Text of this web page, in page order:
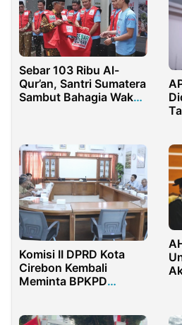
Sebar 103 Ribu Al-
Qur’an, Santri Sumatera
Sambut Bahagia Wakaf
Komisi II DPRD Kota
Cirebon Kembali
Meminta BPKPD